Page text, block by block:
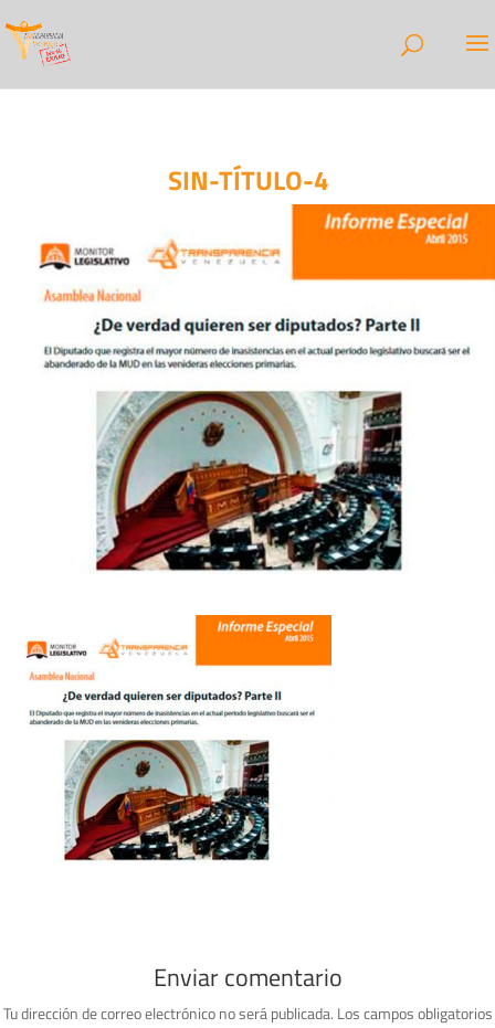
SIN-TÍTULO-4
Enviar comentario
Tu dirección de correo electrónico no será publicada. Los campos obligatorios